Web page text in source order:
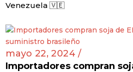
Venezuela 🇻🇪
mayo 22, 2024 /
Importadores compran